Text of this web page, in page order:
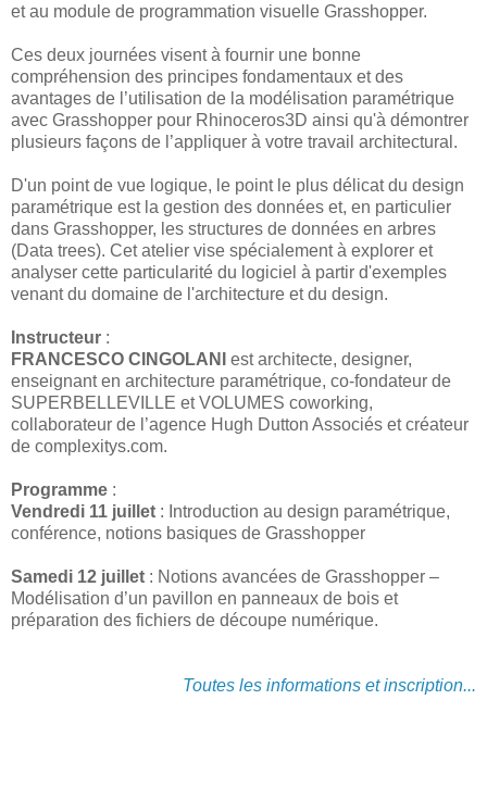
et au module de programmation visuelle Grasshopper.
Ces deux journées visent à fournir une bonne
compréhension des principes fondamentaux et des
avantages de l’utilisation de la modélisation paramétrique
avec Grasshopper pour Rhinoceros3D ainsi qu'à démontrer
plusieurs façons de l’appliquer à votre travail architectural.
D'un point de vue logique, le point le plus délicat du design
paramétrique est la gestion des données et, en particulier
dans Grasshopper, les structures de données en arbres
(Data trees). Cet atelier vise spécialement à explorer et
analyser cette particularité du logiciel à partir d'exemples
venant du domaine de l'architecture et du design.
Instructeur :
FRANCESCO CINGOLANI est architecte, designer,
enseignant en architecture paramétrique, co-fondateur de
SUPERBELLEVILLE et VOLUMES coworking,
collaborateur de l’agence Hugh Dutton Associés et créateur
de complexitys.com.
Programme :
Vendredi 11 juillet : Introduction au design paramétrique,
conférence, notions basiques de Grasshopper
Samedi 12 juillet : Notions avancées de Grasshopper –
Modélisation d’un pavillon en panneaux de bois et
préparation des fichiers de découpe numérique.
Toutes les informations et inscription...